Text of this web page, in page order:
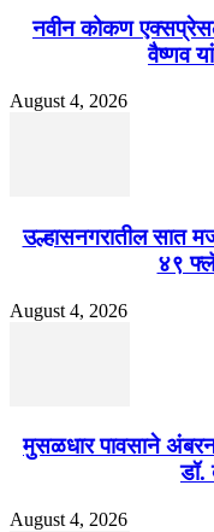
नवीन कोकण
वैष्णव
August 4, 2026
उल्हासनगरातील सात
४९
August 4, 2026
मुसळधार पावसाने
डॉ.
August 4, 2026